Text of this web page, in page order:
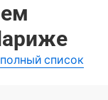
список